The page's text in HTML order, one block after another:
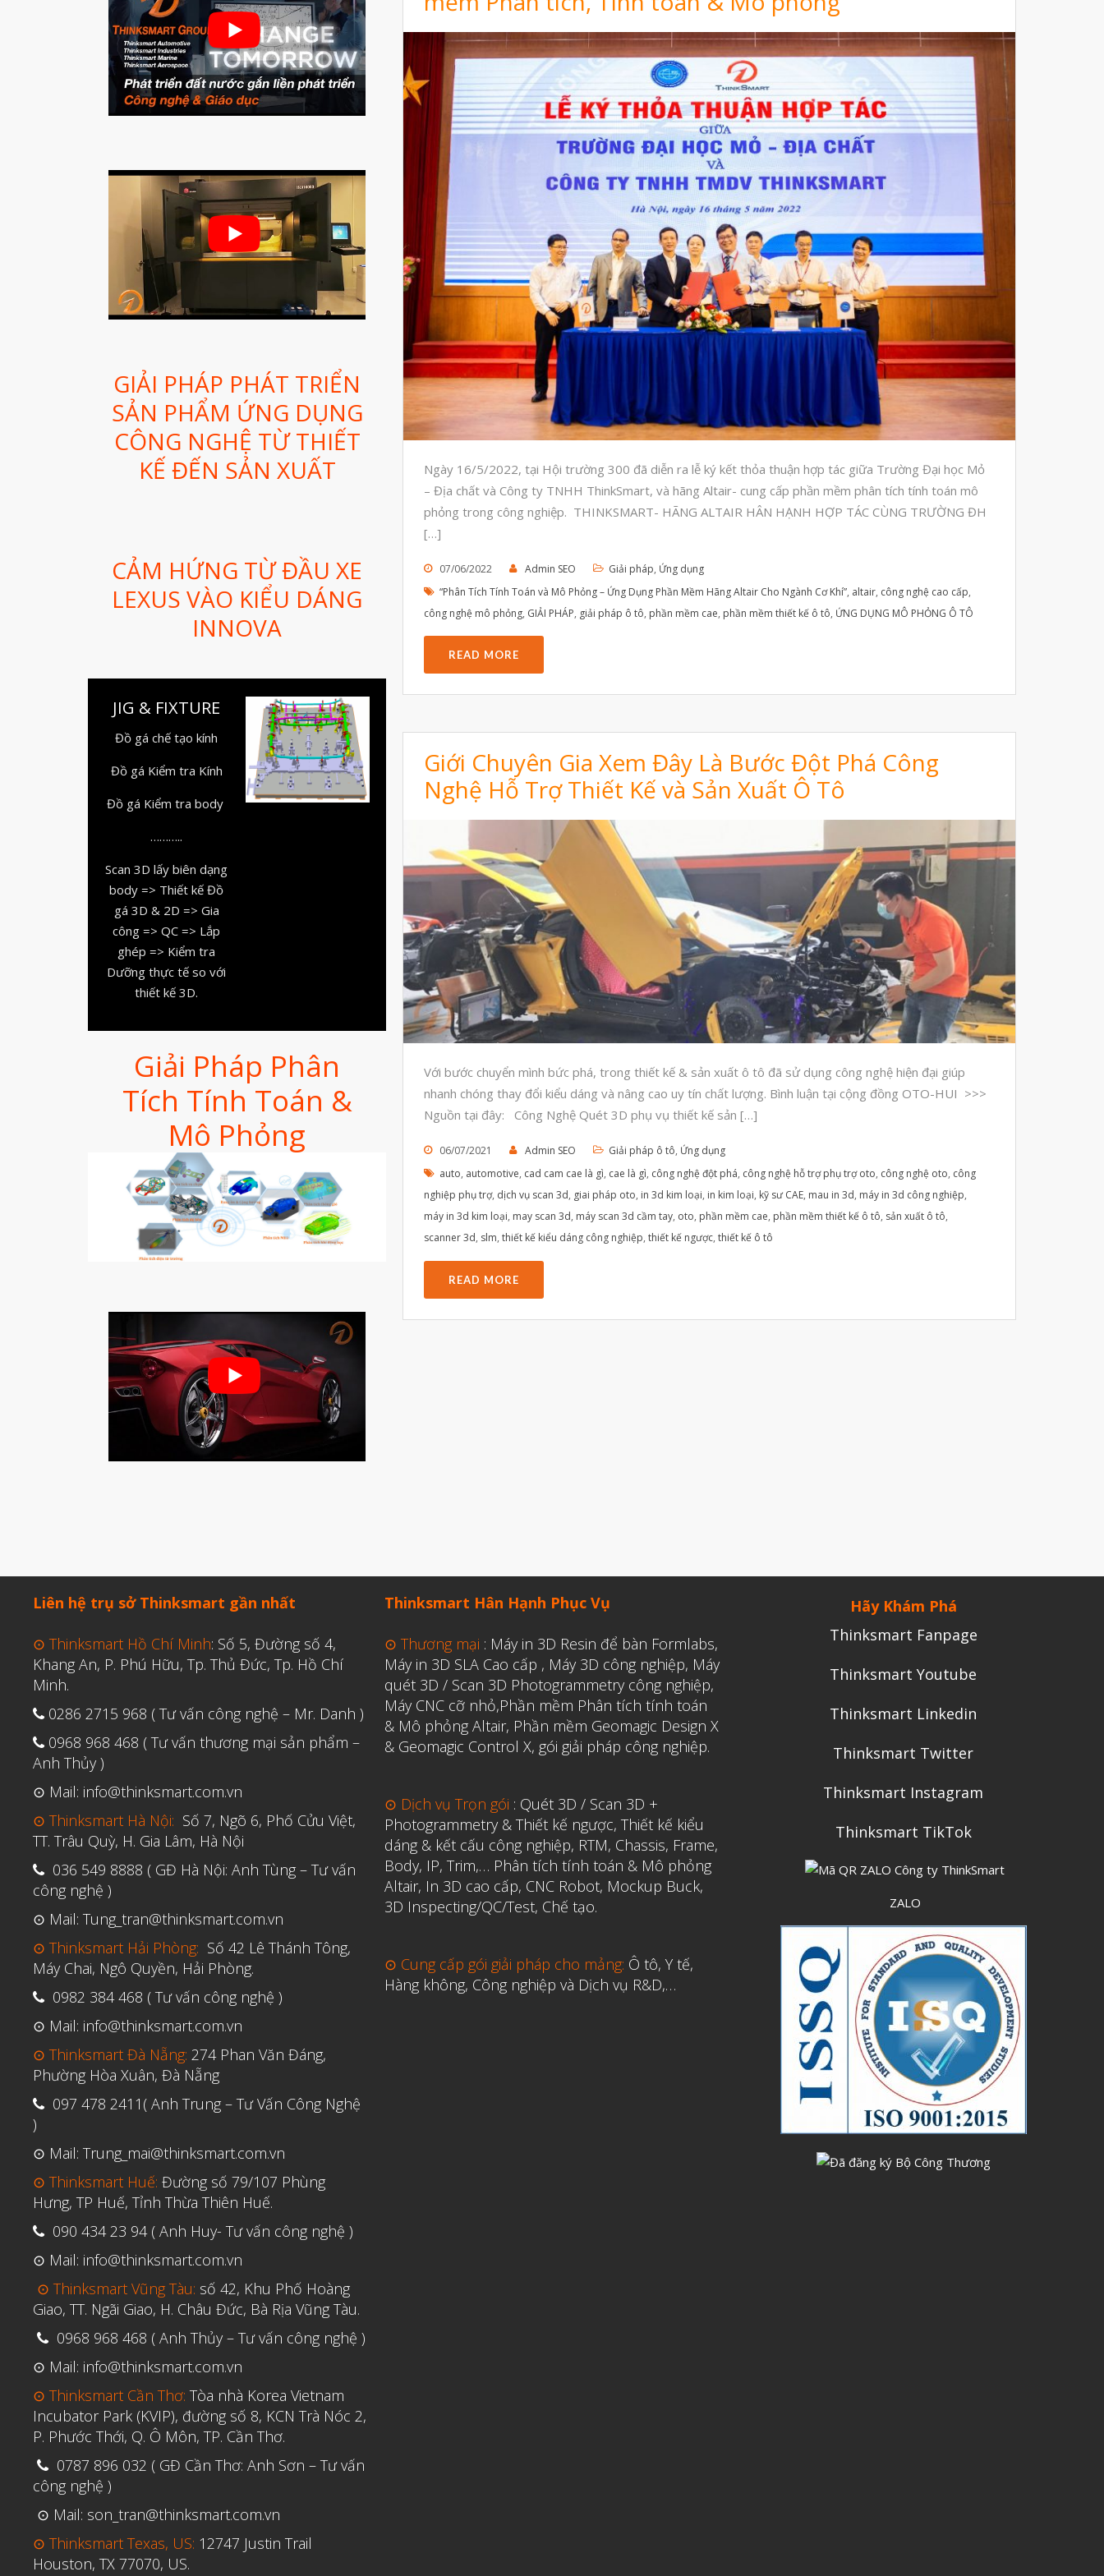
Máy In 3D Kim Loại
Phân Tích Lực & Mô Phỏng
3D_Altair
Phần Mềm Geomagic: Phân Tích
Khuyết Tật RE & QC
Dịch Vụ In 3D
Dịch Vụ Quét 3D Cao Cấp & RE
Phân tích lực & Mô phỏng
Dịch Vụ Kiểm Tra Chất Lượng
Mockup Buck
Dịch vụ thiết kế khuôn đúc
Giải Pháp
Automotive
Ứng Dụng
Liên Hệ
vật liệu in 3D kháng dung môi
đánh đổi độ bền và chịu nhiệt
phun hạt mài chi tiết in 3D
Tháng Tám 2026
Tháng Bảy 2026
Tháng Năm 2026
Tháng Tư 2026
Tháng Ba 2026
Tháng Hai 2026
Tháng Một 2026
Tháng Mười Hai 2025
Tháng Chín 2025
Tháng Tám 2025
Tháng Ba 2025
Tháng Tư 2024
Tháng Ba 2024
Tháng Hai 2024
Tháng Mười Một 2023
Tháng Mười 2023
Tháng Tám 2023
Tháng Bảy 2023
Tháng Ba 2023
Tháng Hai 2023
Tháng Một 2023
Tháng Mười Hai 2022
Tháng Mười Một 2022
Tháng Mười 2022
Tháng Chín 2022
Tháng Bảy 2022
GIẢI PHÁP PHÁT TRIỂN
SẢN PHẨM ỨNG DỤNG
CÔNG NGHỆ TỪ THIẾT
KẾ ĐẾN SẢN XUẤT
CẢM HỨNG TỪ ĐẦU XE
LEXUS VÀO KIỂU DÁNG
INNOVA
JIG & FIXTURE
Đồ gá chế tạo kính
Đồ gá Kiểm tra Kính
Đồ gá Kiểm tra body
………..
Scan 3D lấy biên dạng
body => Thiết kế Đồ
gá 3D & 2D => Gia
công => QC => Lắp
ghép => Kiểm tra
Dưỡng thực tế so với
thiết kế 3D.
Giải Pháp Phân
Tích Tính Toán &
Mô Phỏng
Ngày 16/5/2022, tại Hội trường 300 đã diễn ra lễ ký kết thỏa thuận hợp tác giữa Trường Đại học Mỏ
– Địa chất và Công ty TNHH ThinkSmart, và hãng Altair- cung cấp phần mềm phân tích tính toán mô
phỏng trong công nghiệp. THINKSMART- HÃNG ALTAIR HÂN HẠNH HỢP TÁC CÙNG TRƯỜNG ĐH
[…]
07/06/2022 Admin SEO Giải pháp, Ứng dụng
“Phân Tích Tính Toán và Mô Phỏng – Ứng Dụng Phần Mềm Hãng Altair Cho Ngành Cơ Khí”, altair, công nghệ cao cấp,
công nghệ mô phỏng, GIẢI PHÁP, giải pháp ô tô, phần mềm cae, phần mềm thiết kế ô tô, ỨNG DỤNG MÔ PHỎNG Ô TÔ
READ MORE
Giới Chuyên Gia Xem Đây Là Bước Đột Phá Công
Nghệ Hỗ Trợ Thiết Kế và Sản Xuất Ô Tô
Với bước chuyển mình bức phá, trong thiết kế & sản xuất ô tô đã sử dụng công nghệ hiện đại giúp
nhanh chóng thay đổi kiểu dáng và nâng cao uy tín chất lượng. Bình luận tại cộng đồng OTO-HUI >>>
Nguồn tại đây: Công Nghệ Quét 3D phụ vụ thiết kế sản […]
06/07/2021 Admin SEO Giải pháp ô tô, Ứng dụng
auto, automotive, cad cam cae là gì, cae là gì, công nghệ đột phá, công nghệ hỗ trợ phụ trợ oto, công nghệ oto, công
nghiệp phụ trợ, dịch vụ scan 3d, giai pháp oto, in 3d kim loại, in kim loại, kỹ sư CAE, mau in 3d, máy in 3d công nghiệp,
máy in 3d kim loại, may scan 3d, máy scan 3d cầm tay, oto, phần mềm cae, phần mềm thiết kế ô tô, sản xuất ô tô,
scanner 3d, slm,thiết kế kiểu dáng công nghiệp,thiết kế ngược,thiết kế ô tô
READ MORE
Liên hệ trụ sở Thinksmart gần nhất
⊙ Thinksmart Hồ Chí Minh: Số 5, Đường số 4,
Khang An, P. Phú Hữu, Tp. Thủ Đức, Tp. Hồ Chí
Minh.
0286 2715 968 ( Tư vấn công nghệ – Mr. Danh )
0968 968 468 ( Tư vấn thương mại sản phẩm –
Anh Thủy )
⊙ Mail: info@thinksmart.com.vn
⊙ Thinksmart Hà Nội: Số 7, Ngõ 6, Phố Cửu Việt,
TT. Trâu Quỳ, H. Gia Lâm, Hà Nội
036 549 8888 ( GĐ Hà Nội: Anh Tùng – Tư vấn
công nghệ )
⊙ Mail: Tung_tran@thinksmart.com.vn
⊙ Thinksmart Hải Phòng: Số 42 Lê Thánh Tông,
Máy Chai, Ngô Quyền, Hải Phòng.
0982 384 468 ( Tư vấn công nghệ )
⊙ Mail: info@thinksmart.com.vn
⊙ Thinksmart Đà Nẵng: 274 Phan Văn Đáng,
Phường Hòa Xuân, Đà Nẵng
097 478 2411( Anh Trung – Tư Vấn Công Nghệ
)
⊙ Mail: Trung_mai@thinksmart.com.vn
⊙ Thinksmart Huế: Đường số 79/107 Phùng
Hưng, TP Huế, Tỉnh Thừa Thiên Huế.
090 434 23 94 ( Anh Huy- Tư vấn công nghệ )
⊙ Mail: info@thinksmart.com.vn
⊙ Thinksmart Vũng Tàu: số 42, Khu Phố Hoàng
Giao, TT. Ngãi Giao, H. Châu Đức, Bà Rịa Vũng Tàu.
0968 968 468 ( Anh Thủy – Tư vấn công nghệ )
⊙ Mail: info@thinksmart.com.vn
⊙ Thinksmart Cần Thơ: Tòa nhà Korea Vietnam
Incubator Park (KVIP), đường số 8, KCN Trà Nóc 2,
P. Phước Thới, Q. Ô Môn, TP. Cần Thơ.
0787 896 032 ( GĐ Cần Thơ: Anh Sơn – Tư vấn
công nghệ )
⊙ Mail: son_tran@thinksmart.com.vn
⊙ Thinksmart Texas, US: 12747 Justin Trail
Houston, TX 77070, US.
Thinksmart Hân Hạnh Phục Vụ
⊙ Thương mại : Máy in 3D Resin để bàn Formlabs,
Máy in 3D SLA Cao cấp , Máy 3D công nghiệp, Máy
quét 3D / Scan 3D Photogrammetry công nghiệp,
Máy CNC cỡ nhỏ,Phần mềm Phân tích tính toán
& Mô phỏng Altair, Phần mềm Geomagic Design X
& Geomagic Control X, gói giải pháp công nghiệp.
⊙ Dịch vụ Trọn gói : Quét 3D / Scan 3D +
Photogrammetry & Thiết kế ngược, Thiết kế kiểu
dáng & kết cấu công nghiệp, RTM, Chassis, Frame,
Body, IP, Trim,… Phân tích tính toán & Mô phỏng
Altair, In 3D cao cấp, CNC Robot, Mockup Buck,
3D Inspecting/QC/Test, Chế tạo.
⊙ Cung cấp gói giải pháp cho mảng: Ô tô, Y tế,
Hàng không, Công nghiệp và Dịch vụ R&D,…
Hãy Khám Phá
Thinksmart Fanpage
Thinksmart Youtube
Thinksmart Linkedin
Thinksmart Twitter
Thinksmart Instagram
Thinksmart TikTok
ZALO